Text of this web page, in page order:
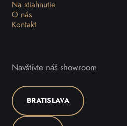
Na stiahnutie
O nás
Kontakt
Navštívte náš showroom
BRATISLAVA